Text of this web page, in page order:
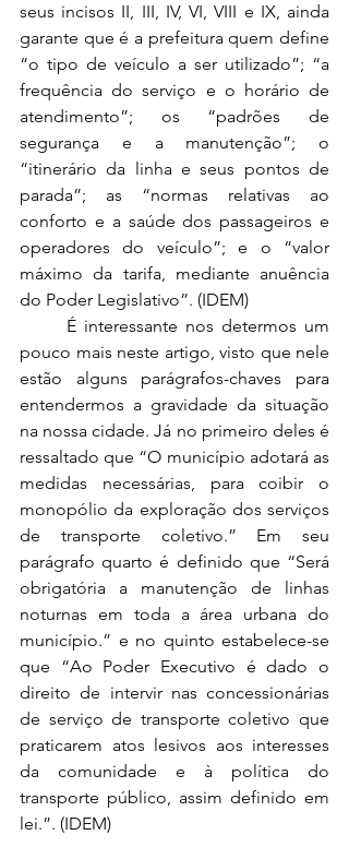
seus incisos II, III, IV, VI, VIII e IX, ainda
garante que é a prefeitura quem define
“o tipo de veículo a ser utilizado”; “a
frequência do serviço e o horário de
atendimento”; os “padrões de
segurança e a manutenção”; o
“itinerário da linha e seus pontos de
parada”; as “normas relativas ao
conforto e a saúde dos passageiros e
operadores do veículo”; e o “valor
máximo da tarifa, mediante anuência
do Poder Legislativo”. (IDEM)
pouco mais neste artigo, visto que nele
estão alguns parágrafos-chaves para
entendermos a gravidade da situação
na nossa cidade. Já no primeiro deles é
ressaltado que “O município adotará as
medidas necessárias, para coibir o
monopólio da exploração dos serviços
de transporte coletivo.” Em seu
parágrafo quarto é definido que “Será
obrigatória a manutenção de linhas
noturnas em toda a área urbana do
município.” e no quinto estabelece-se
que “Ao Poder Executivo é dado o
direito de intervir nas concessionárias
de serviço de transporte coletivo que
praticarem atos lesivos aos interesses
da comunidade e à política do
transporte público, assim definido em
lei.”. (IDEM)